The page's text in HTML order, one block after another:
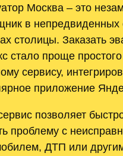
Москва – это
в непредвиденных
столицы. Заказать
стало проще
сервису,
приложение
позволяет
проблему с
ДТП или